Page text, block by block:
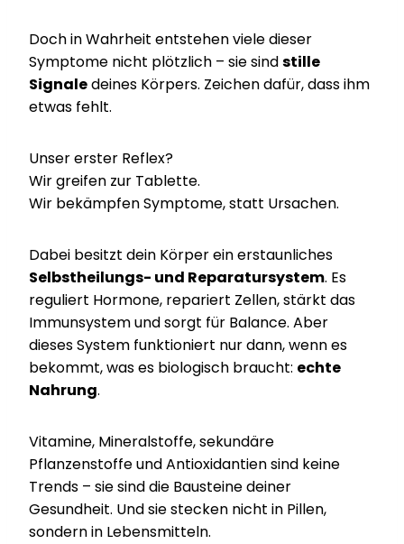
Doch in Wahrheit entstehen viele dieser
Symptome nicht plötzlich – sie sindstille
Signaledeines Körpers. Zeichen dafür, dass ihm
etwas fehlt.
Unser erster Reflex?
Wir greifen zur Tablette.
Wir bekämpfen Symptome, statt Ursachen.
Dabei besitzt dein Körper ein erstaunliches
Selbstheilungs- und Reparatursystem. Es
reguliert Hormone, repariert Zellen, stärkt das
Immunsystem und sorgt für Balance. Aber
dieses System funktioniert nur dann, wenn es
bekommt, was es biologisch braucht: echte
Nahrung.
Vitamine, Mineralstoffe, sekundäre
Pflanzenstoffe und Antioxidantien sind keine
Trends – sie sind die Bausteine deiner
Gesundheit. Und sie stecken nicht in Pillen,
sondern in Lebensmitteln.